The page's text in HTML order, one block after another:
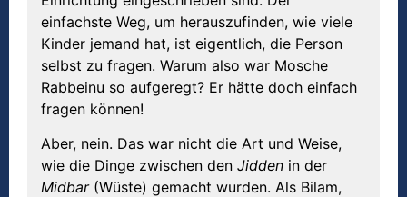
einfachste Weg, um herauszufinden, wie viele
Kinder jemand hat, ist eigentlich, die Person
selbst zu fragen. Warum also war Mosche
Rabbeinu so aufgeregt? Er hätte doch einfach
fragen können!
Aber, nein. Das war nicht die Art und Weise,
wie die Dinge zwischen den Jidden in der
Midbar(Wüste) gemacht wurden. Als Bilam,